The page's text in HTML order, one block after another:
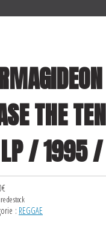
THE
/ 1995 /
€
de stock
: REGGAE